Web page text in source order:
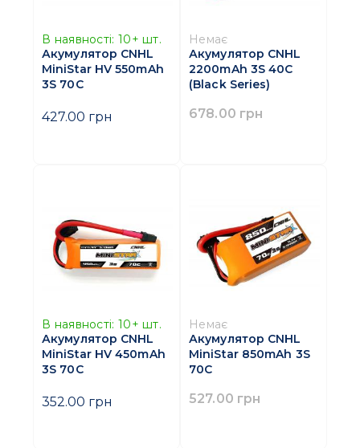
В наявності: 10+ шт.
Акумулятор CNHL
MiniStar HV 550mAh
3S 70C
427.00 грн
Немає
Акумулятор CNHL
2200mAh 3S 40C
(Black Series)
678.00 грн
В наявності: 10+ шт.
Акумулятор CNHL
MiniStar HV 450mAh
3S 70C
352.00 грн
Немає
Акумулятор CNHL
MiniStar 850mAh 3S
70C
527.00 грн